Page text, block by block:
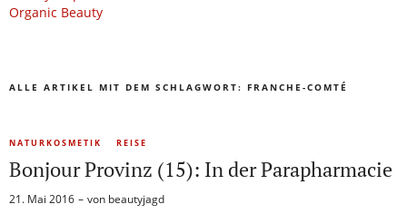
Organic Beauty
ALLE ARTIKEL MIT DEM SCHLAGWORT: FRANCHE-COMTÉ
NATURKOSMETIK REISE
Bonjour Provinz (15): In der Parapharmacie
21. Mai 2016 von beautyjagd